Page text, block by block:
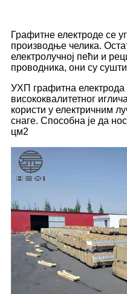
Графитне електроде се
производње челика.
електролучној пећи и
проводника, они су
УХП графитна електрода
висококвалитетног
користи у електричним
снаге. Способна је да
цм2